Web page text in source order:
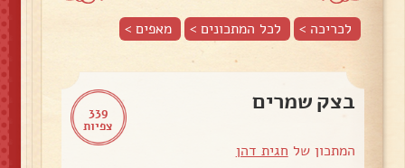
לכריכה > לכל המתכונים > מאפים>
339
צפיות
בצק שמרים
המתכון של חגית דהן